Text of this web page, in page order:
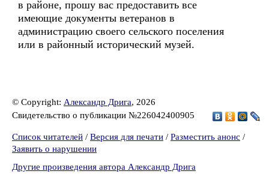
в районе, прошу вас предоставить все
имеющие документы ветеранов в
администрацию своего сельского поселения
или в районный исторический музей.
© Copyright: Александр Дрига, 2026
Свидетельство о публикации №226042400905
Список читателей / Версия для печати / Разместить анонс /
Заявить о нарушении
Другие произведения автора Александр Дрига